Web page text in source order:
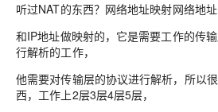
听过NAT的东西？网络地址映射网络地
和IP地址做映射的，它是需要工作的传
行解析的工作，
他需要对传输层的协议进行解析，所以
西，工作上2层3层4层5层，